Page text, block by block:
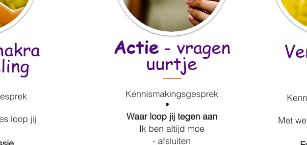
loop jij
Actie - vragen
uurtje
-----
Kennismakingsgesprek
Waar loop jij tegen aan
Ik ben altijd moe
- afsluiten
Met